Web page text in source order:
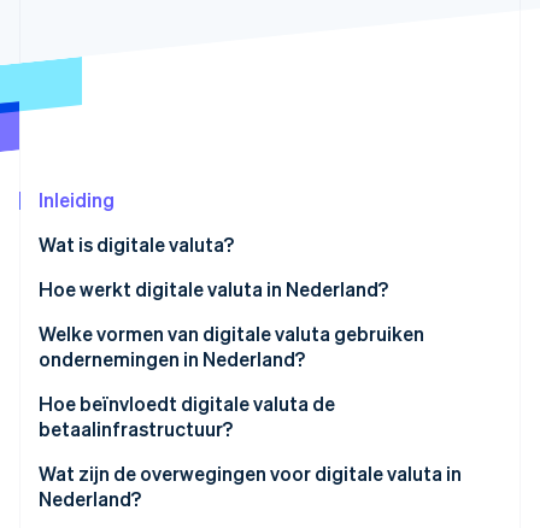
Climate
Stripe Sessions 2026
Ontdek hoe Stripe de economische
Nu bekijken
Inleiding
Wat is digitale valuta?
Hoe werkt digitale valuta in Nederland?
Welke vormen van digitale valuta gebruiken
ondernemingen in Nederland?
Hoe beïnvloedt digitale valuta de
betaalinfrastructuur?
Wat zijn de overwegingen voor digitale valuta in
Nederland?